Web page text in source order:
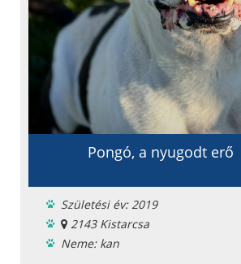
Pongó, a nyugodt erő
Születési év: 2019
2143 Kistarcsa
Neme: kan